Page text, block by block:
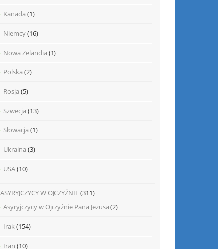
Kanada (1)
Niemcy(16)
Nowa Zelandia (1)
Polska (2)
Rosja (5)
Szwecja (13)
Słowacja (1)
Ukraina (3)
USA(10)
ASYRYJCZYCY W OJCZYŹNIE(311)
Asyryjczycy w Ojczyźnie Pana Jezusa (2)
Irak(154)
Iran (10)